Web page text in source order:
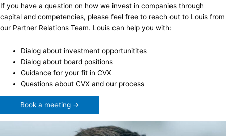
If you have a question on how we invest in companies through
capital and competencies, please feel free to reach out to Louis from
our Partner Relations Team. Louis can help you with:
Dialog about investment opportunitites
Dialog about board positions
Guidance for your fit in CVX
Questions about CVX and our process
Book a meeting →